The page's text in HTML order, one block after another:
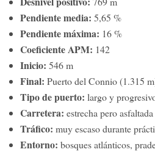
Pendiente media: 5,65 %
Pendiente máxima: 16 %
Coeficiente APM: 142
Inicio: 546 m
Final: Puerto del Connio (1.315
Tipo de puerto: largo y
Carretera: estrecha pero
Tráfico: muy escaso durante
Entorno: bosques atlánticos,